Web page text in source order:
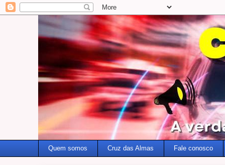
Quem somos Cruz das Almas Fale conosco